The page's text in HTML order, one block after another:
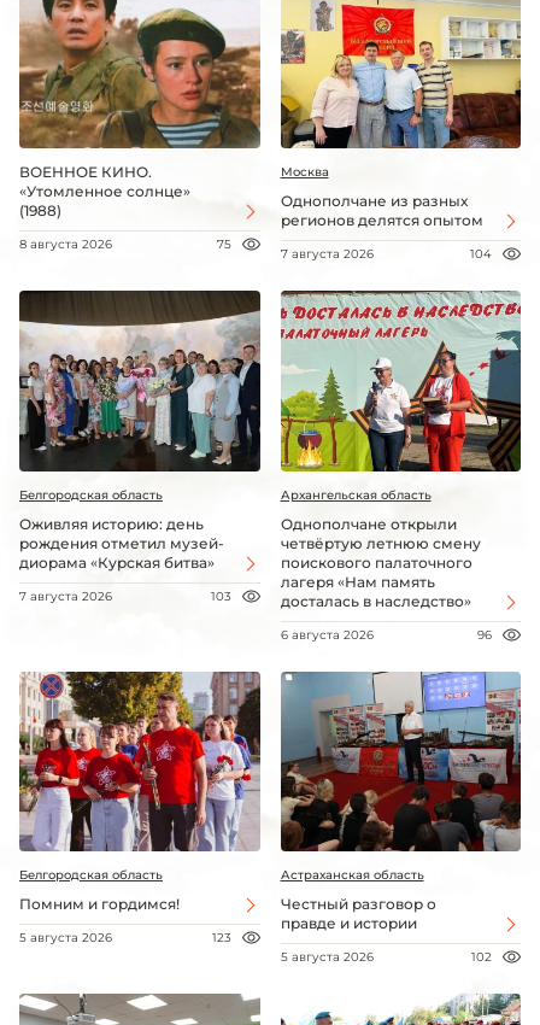
ВОЕННОЕ КИНО.
«Утомленное солнце»
(1988)
8 августа 2026 75
Москва
Однополчане из разных
регионов делятся опытом
7 августа 2026 104
Белгородская область
Оживляя историю: день
рождения отметил музей-
диорама «Курская битва»
7 августа 2026 103
Архангельская область
Однополчане открыли
четвёртую летнюю смену
поискового палаточного
лагеря «Нам память
досталась в наследство»
6 августа 2026 96
Белгородская область
Помним и гордимся!
5 августа 2026 123
Астраханская область
Честный разговор о
правде и истории
5 августа 2026 102